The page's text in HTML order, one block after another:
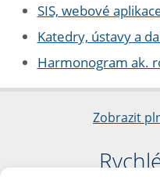
SIS, webové
Katedry, ústavy a
Harmonogram ak.
Zobrazit